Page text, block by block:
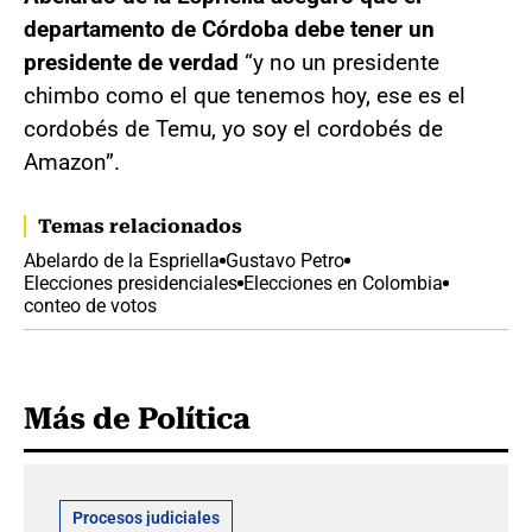
departamento de Córdoba debe tener un
presidente de verdad “y no un presidente
chimbo como el que tenemos hoy, ese es el
cordobés de Temu, yo soy el cordobés de
Amazon”.
Temas relacionados
Abelardo de la Espriella Gustavo Petro
Elecciones presidenciales Elecciones en Colombia
conteo de votos
Más de Política
Procesos judiciales